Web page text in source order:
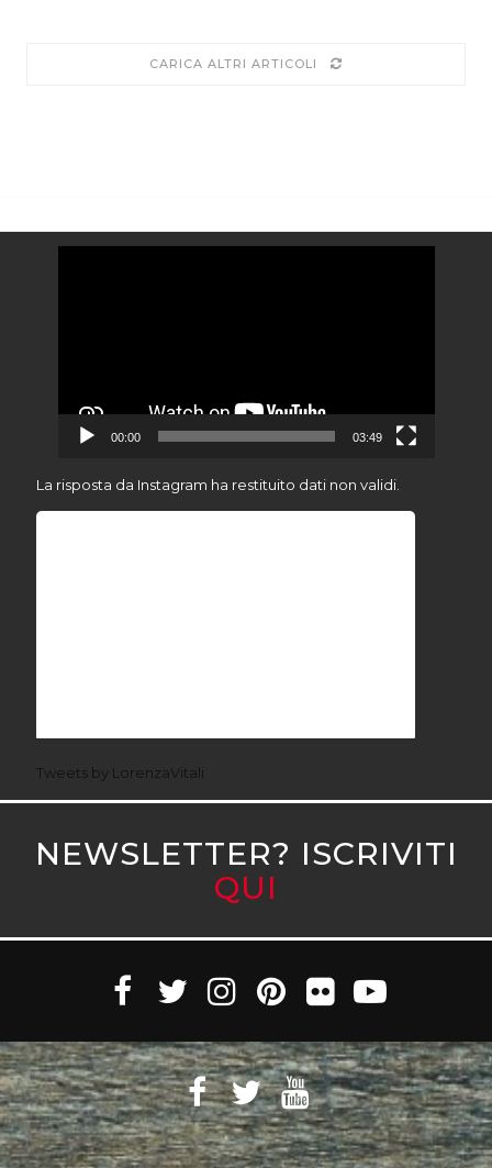
CARICA ALTRI ARTICOLI
00:00 03:49
La risposta da Instagram ha restituito dati non validi.
Tweets by LorenzaVitali
NEWSLETTER? ISCRIVITI
QUI